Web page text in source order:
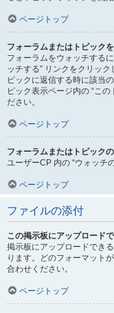
ページトップ
フォーラムまたはトピック
フォーラムをウォッチする
ッチする” リンクをクリッ
ピックに返信する時に該当
ピック表示ページ内の “こ
ださい。
ページトップ
フォーラムまたはトピック
ユーザーCP 内の “ウォッチ
ページトップ
ファイルの添付
この掲示板にアップロード
掲示板にアップロードでき
ります。どのフォーマット
合わせください。
ページトップ